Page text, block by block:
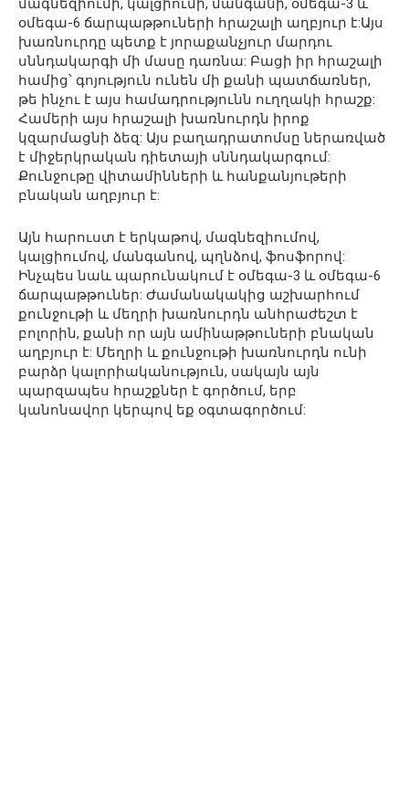
մագնեզիումի, կալցիումի, մանգանի, օմեգա-3 և
օմեգա-6 ճարպաթթուների հրաշալի աղբյուր է:Այս
խառնուրդը պետք է յորաքանչյուր մարդու
սննդակարգի մի մասը դառնա: Բացի իր հրաշալի
համից՝ գոյություն ունեն մի քանի պատճառներ,
թե ինչու է այս համադրությունն ուղղակի հրաշք:
Համերի այս հրաշալի խառնուրդն իրոք
կզարմացնի ձեզ: Այս բաղադրատոմսը ներառված
է միջերկրական դիետայի սննդակարգում:
Քունջութը վիտամինների և հանքանյութերի
բնական աղբյուր է:
Այն հարուստ է երկաթով, մագնեզիումով,
կալցիումով, մանգանով, պղնձով, ֆոսֆորով:
Ինչպես նաև պարունակում է օմեգա-3 և օմեգա-6
ճարպաթթուներ: Ժամանակակից աշխարհում
քունջութի և մեղրի խառնուրդն անհրաժեշտ է
բոլորին, քանի որ այն ամինաթթուների բնական
աղբյուր է: Մեղրի և քունջութի խառնուրդն ունի
բարձր կալորիականություն, սակայն այն
պարզապես հրաշքներ է գործում, երբ
կանոնավոր կերպով եք օգտագործում: